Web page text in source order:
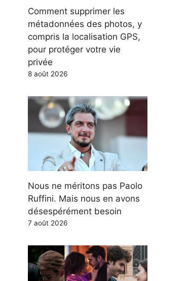
Comment supprimer les
métadonnées des photos, y
compris la localisation GPS,
pour protéger votre vie
privée
8 août 2026
Nous ne méritons pas Paolo
Ruffini. Mais nous en avons
désespérément besoin
7 août 2026